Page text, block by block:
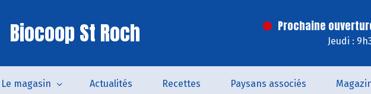
Biocoop St Roch Prochaine
Jeudi :
Le magasin Actualités Recettes Paysans associés